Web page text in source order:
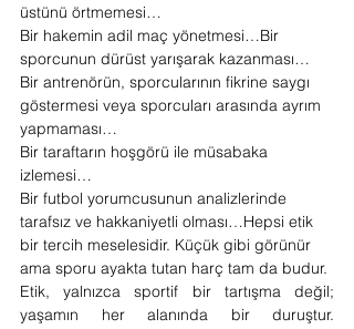
üstünü örtmemesi…
Bir hakemin adil maç yönetmesi…Bir
sporcunun dürüst yarışarak kazanması…
Bir antrenörün, sporcularının fikrine saygı
göstermesi veya sporcuları arasında ayrım
yapmaması…
Bir taraftarın hoşgörü ile müsabaka
izlemesi…
Bir futbol yorumcusunun analizlerinde
tarafsız ve hakkaniyetli olması…Hepsi etik
bir tercih meselesidir. Küçük gibi görünür
ama sporu ayakta tutan harç tam da budur.
Etik, yalnızca sportif bir tartışma değil;
yaşamın her alanında bir duruştur.